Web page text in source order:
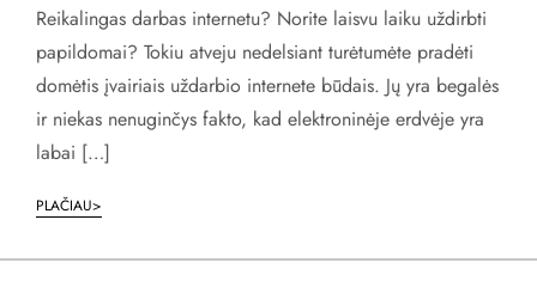
Reikalingas darbas internetu? Norite laisvu laiku uždirbti
papildomai? Tokiu atveju nedelsiant turėtumėte pradėti
domėtis įvairiais uždarbio internete būdais. Jų yra begalės
ir niekas nenuginčys fakto, kad elektroninėje erdvėje yra
labai […]
PLAČIAU>